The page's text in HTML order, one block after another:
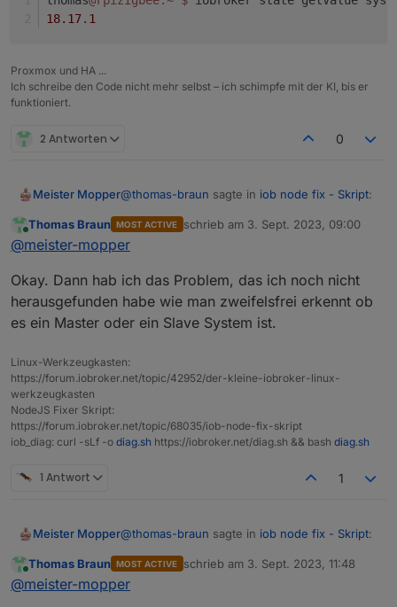
States  type:
redis
Core adapters
versions
js-controller:
javascript:
Adapter
State
+
system.adapter.admin.0                  :
+ system.adapter.backitup.0               :
system.adapter.backitup.1               :
+ system.adapter.bluelink.0               :
+
system.adapter.chromecast.0             :
system.adapter.daswetter.0              :
+ system.adapter.discovery.0              :
system.adapter.dwd.0                    : dwd
+
system.adapter.enigma2.0                :
+
system.adapter.enigma2.1                :
system.adapter.feiertage.0              :
+
system.adapter.harmony.0                :
+ system.adapter.hm-rpc.0                 : hm-
+
system.adapter.hue.0                    : hue
system.adapter.ical.0                   : ical
18.17. 1
Proxmox und HA ...
Ich schreibe den Code nicht mehr selbst – ich schimpfe mit der KI, bis er
funktioniert.
2 Antworten 0
Meister Mopper@thomas-braun sagte in iob node fix - Skript:
thomas@rpizigbee:~ $ iobroker state
Online
Thomas Braun MOST ACTIVE schrieb am 3. Sept. 2023, 09:00
zuletzt editiert von
@meister-mopper
Okay. Dann hab ich das Problem, das ich noch nicht
herausgefunden habe wie man zweifelsfrei erkennt ob
es ein Master oder ein Slave System ist.
Linux-Werkzeugkasten:
https://forum.iobroker.net/topic/42952/der-kleine-iobroker-linux-
werkzeugkasten
NodeJS Fixer Skript:
https://forum.iobroker.net/topic/68035/iob-node-fix-skript
iob_diag: curl -sLf -o diag.sh https://iobroker.net/diag.sh && bash diag.sh
1 Antwort 1
Meister Mopper@thomas-braun sagte in iob node fix - Skript:
Online
Thomas Braun MOST ACTIVE schrieb am 3. Sept. 2023, 11:48
zuletzt editiert von
@meister-mopper